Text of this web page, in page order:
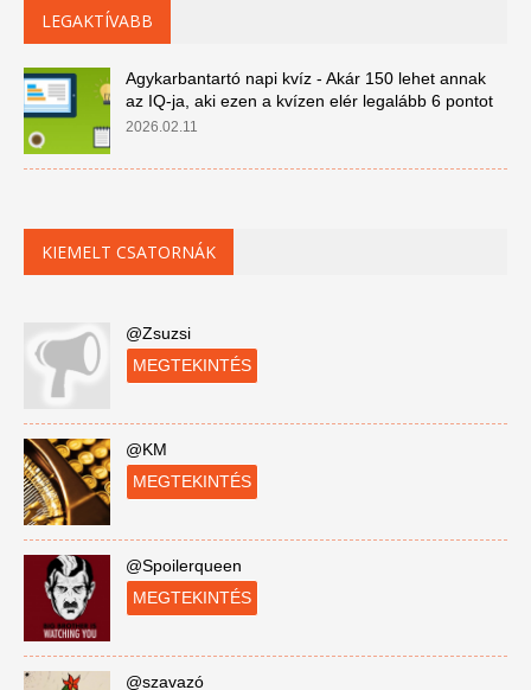
LEGAKTÍVABB
Agykarbantartó napi kvíz - Akár 150 lehet annak
az IQ-ja, aki ezen a kvízen elér legalább 6 pontot
2026.02.11
KIEMELT CSATORNÁK
@Zsuzsi
MEGTEKINTÉS
@KM
MEGTEKINTÉS
@Spoilerqueen
MEGTEKINTÉS
@szavazó